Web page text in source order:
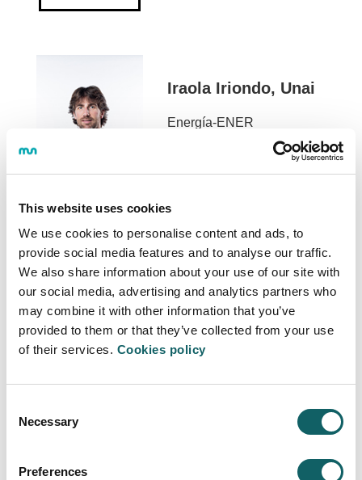
This website uses cookies
We use cookies to personalise content and ads, to
provide social media features and to analyse our traffic.
We also share information about your use of our site with
our social media, advertising and analytics partners who
may combine it with other information that you’ve
provided to them or that they’ve collected from your use
of their services. Cookies policy
Selection
Necessary
Preferences
Más Info
Iraola Iriondo, Unai
Energía-ENER
Lizarribar Moraiz,
Jatsu
Ciencias Básicas-OZ